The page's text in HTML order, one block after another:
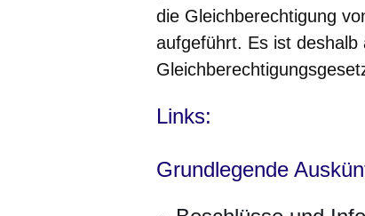
die Gleichberechtigung
aufgeführt. Es ist deshalb
Links:
Grundlegende